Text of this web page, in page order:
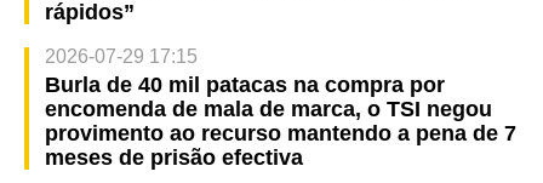
rápidos”
2026-07-29 17:15
Burla de 40 mil patacas na compra por
encomenda de mala de marca, o TSI negou
provimento ao recurso mantendo a pena de 7
meses de prisão efectiva